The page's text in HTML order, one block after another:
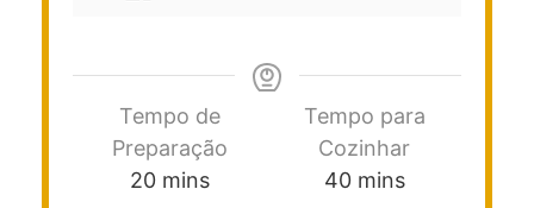
Tempo de
Preparação
20 mins
Tempo para
Cozinhar
40 mins